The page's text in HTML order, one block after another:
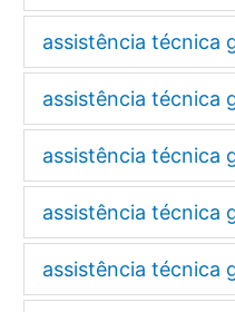
assistência técnica
assistência técnica
assistência técnica
assistência técnica
assistência técnica